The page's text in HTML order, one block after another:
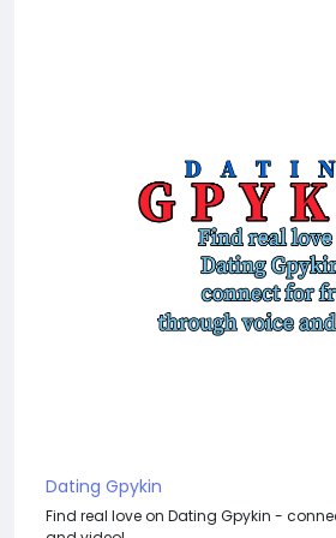
Dating Gpykin
Find real love on Dating Gpykin -